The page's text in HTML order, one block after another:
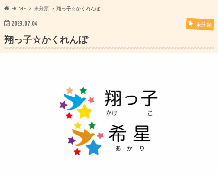
HOME 未分類 翔っ子☆かくれんぼ
2023.07.04 未分類
翔っ子☆かくれんぼ